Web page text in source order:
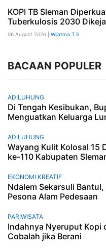
KOPI TB Sleman
Tuberkulosis 2030
06 August 2026 | Wijatma T S
BACAAN POPULER
ADILUHUNG
Di Tengah Kesibukan,
Menguatkan Keluarga
ADILUHUNG
Wayang Kulit Kolosal 15
ke-110 Kabupaten
EKONOMI KREATIF
Ndalem Sekarsuli
Pesona Alam Pedesaan
PARIWISATA
Indahnya Nyeruput Kopi
Cobalah jika Berani